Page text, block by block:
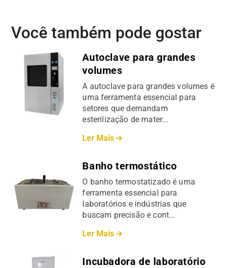
Você também pode gostar
Autoclave para grandes
volumes
A autoclave para grandes volumes é
uma ferramenta essencial para
setores que demandam
esterilização de mater...
Ler Mais
Banho termostático
O banho termostatizado é uma
ferramenta essencial para
laboratórios e indústrias que
buscam precisão e cont...
Ler Mais
Incubadora de laboratório